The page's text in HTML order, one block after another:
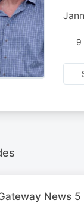
9
News 5